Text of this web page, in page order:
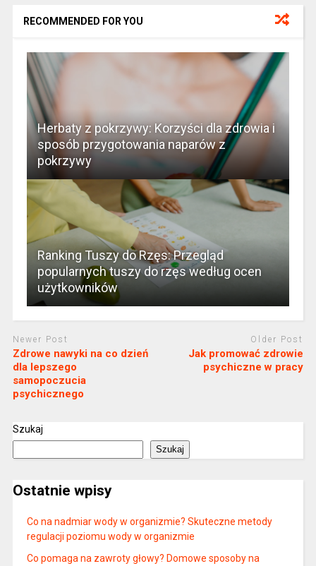
RECOMMENDED FOR YOU
Herbaty z pokrzywy: Korzyści dla zdrowia i
sposób przygotowania naparów z
pokrzywy
Ranking Tuszy do Rzęs: Przegląd
popularnych tuszy do rzęs według ocen
użytkowników
Newer Post
Zdrowe nawyki na co dzień
dla lepszego
samopoczucia
psychicznego
Older Post
Jak promować zdrowie
psychiczne w pracy
Szukaj
Szukaj
Ostatnie wpisy
Co na nadmiar wody w organizmie? Skuteczne metody
regulacji poziomu wody w organizmie
Co pomaga na zawroty głowy? Domowe sposoby na